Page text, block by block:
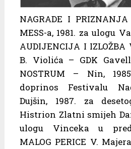
NAGRADE I
MESS-a, 1981. za ulogu
AUDIJENCIJA I
B. Violića – GDK
NOSTRUM – Nin,
doprinos Festivalu
Dujšin, 1987. za
Histrion Zlatni smijeh
ulogu Vinceka u
MALOG PERICE V.